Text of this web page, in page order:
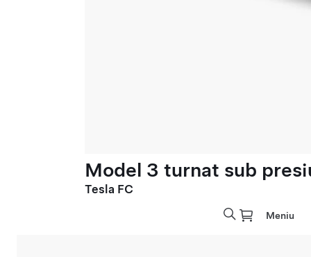
Model 3 turnat sub
Tesla FC
Meniu